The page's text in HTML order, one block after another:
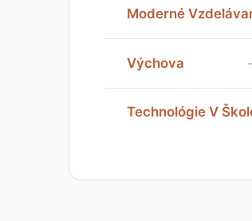
Moderné
Výchova
Technológie V